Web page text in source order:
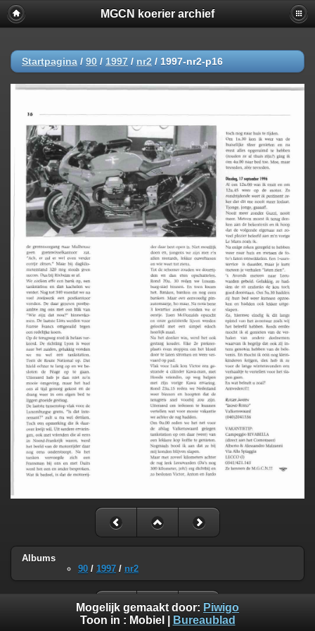
MGCN koerier archief
Startpagina / 90 / 1997 / nr2 / 1997-nr2-p16
Albums
90 / 1997 / nr2
Mogelijk gemaakt door: Piwigo
Toon in : Mobiel Bureaublad